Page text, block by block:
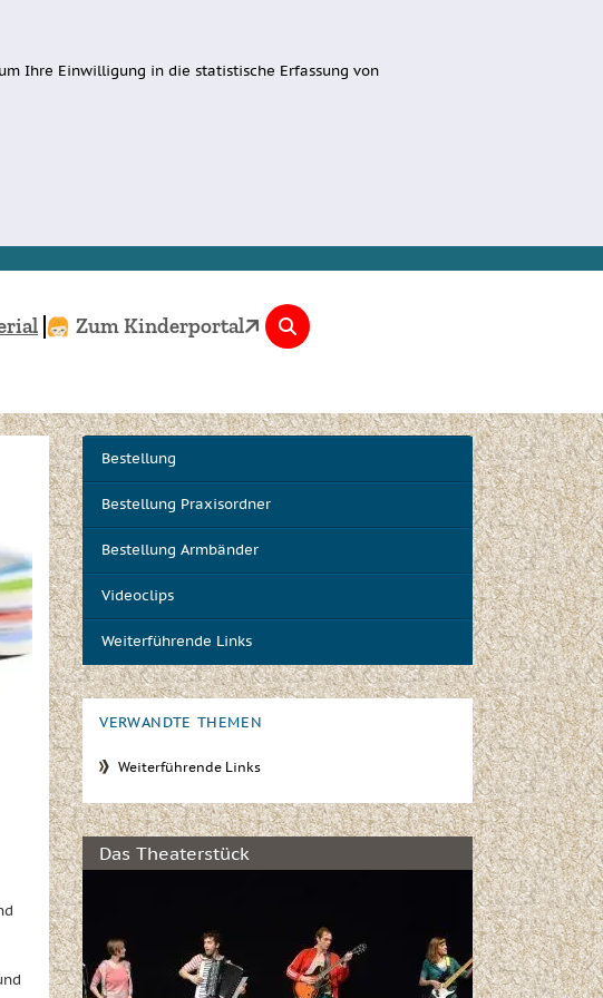
Ihre Einwilligung in die statistische Erfassung von
Zum Kinderportal
Bestellung
Bestellung Praxisordner
Bestellung Armbänder
Videoclips
Weiterführende Links
VERWANDTE THEMEN
Weiterführende Links
Das Theaterstück